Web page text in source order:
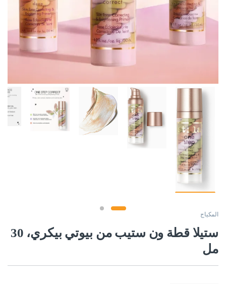
المكياج
ستيلا قطة ون ستيب من بيوتي بيكري، 30
مل